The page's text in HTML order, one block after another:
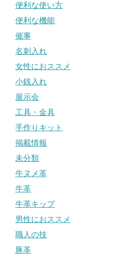
便利な使い方
便利な機能
催事
名刺入れ
女性におススメ
小銭入れ
展示会
工具・金具
手作りキット
掲載情報
未分類
牛ヌメ革
牛革
牛革キップ
男性におススメ
職人の技
豚革